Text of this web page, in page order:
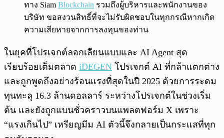
ทาง Siam Blockchain รวมถึงผู้บริหารและพนักงานของ
บริษัท ขอสงวนสิทธิ์ที่จะไม่รับผิดชอบในทุกกรณีหากเกิด
ความเสียหายจากการลงทุนของท่าน
ในยุคที่โปรเจกต์ลอกเลียนแบบและ AI Agent สุด
เรียบร้อยเต็มตลาด iDEGEN โปรเจกต์ AI ที่กล้าแตกต่าง
และถูกพูดถึงอย่างร้อนแรงที่สุดในปี 2025 ด้วยการระดม
ทุนทะลุ 16.3 ล้านดอลลาร์ ระหว่างโปรเจกต์ในช่วงเริ่ม
ต้น และยังถูกแบนชั่วคราวบนแพลตฟอร์ม X เพราะ
“แรงเกินไป” เหรียญมีม AI ตัวนี้จึงกลายเป็นกระแสที่ทุก